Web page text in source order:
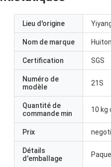
Lieu d'origine
Nom de marque
Certification SGS
Numéro de
modèle
21S
Quantité de
commande min
10 kg
Prix
Détails
d'emballage